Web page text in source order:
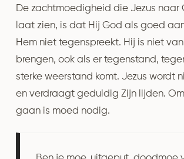
De zachtmoedigheid die Jezus naar
laat zien, is dat Hij God als goed
Hem niet tegenspreekt. Hij is niet
brengen, ook als er tegenstand,
sterke weerstand komt. Jezus wordt
en verdraagt geduldig Zijn lijden.
gaan is moed nodig.